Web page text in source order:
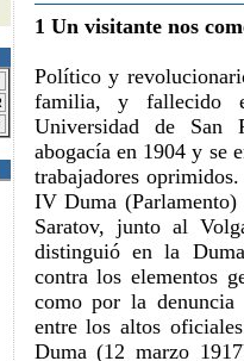
1 Un visitante nos
Político y
familia, y fallecido
Universidad de San
abogacía en 1904 y se
trabajadores
IV Duma
Saratov, junto al
distinguió en la
contra los elementos
como por la
entre los altos
Duma (12 marzo